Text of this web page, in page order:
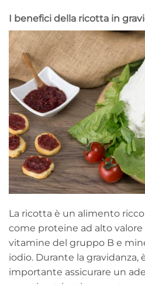
I benefici della ricotta in
La ricotta è un alimento
come proteine ad alto valore
vitamine del gruppo B e
iodio. Durante la
importante assicurare un